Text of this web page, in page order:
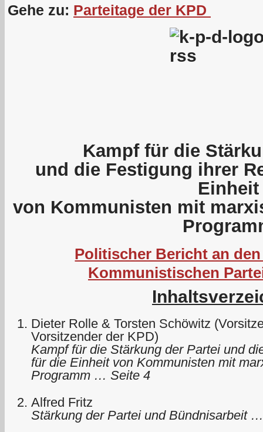
Gehe zu: Parteitage der KPD
Kampf für die
und die Festigung ihrer
Einheit
von Kommunisten mit
Politischer Bericht an
Kommunistischen
Dieter Rolle & Torsten Schöwitz
Vorsitzender der KPD)
Kampf für die Stärkung der Partei und
für die Einheit von Kommunisten mit
Programm … Seite 4
Alfred Fritz
Stärkung der Partei und Bündnisarbeit